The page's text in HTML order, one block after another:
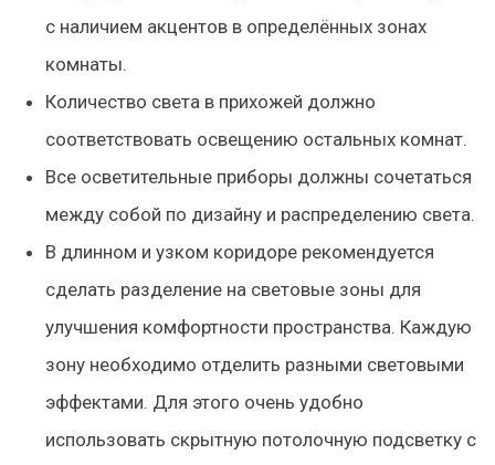
с наличием акцентов в определённых зонах
комнаты.
Количество света в прихожей должно
соответствовать освещению остальных комнат.
Все осветительные приборы должны сочетаться
между собой по дизайну и распределению света.
В длинном и узком коридоре рекомендуется
сделать разделение на световые зоны для
улучшения комфортности пространства. Каждую
зону необходимо отделить разными световыми
эффектами. Для этого очень удобно
использовать скрытную потолочную подсветку с